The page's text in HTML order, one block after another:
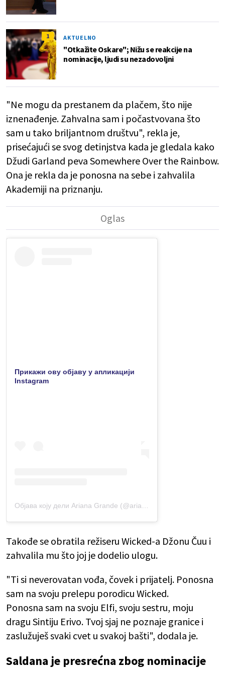
1 AKTUELNO
"Otkažite Oskare"; Nižu se reakcije na
nominacije, ljudi su nezadovoljni
"Ne mogu da prestanem da plačem, što nije
iznenađenje. Zahvalna sam i počastvovana što
sam u tako briljantnom društvu", rekla je,
prisećajući se svog detinjstva kada je gledala kako
Džudi Garland peva Somewhere Over the Rainbow.
Ona je rekla da je ponosna na sebe i zahvalila
Akademiji na priznanju.
Прикажи ову објаву у апликацији
Instagram
Takođe se obratila režiseru Wicked-a Džonu Čuu i
zahvalila mu što joj je dodelio ulogu.
"Ti si neverovatan vođa, čovek i prijatelj. Ponosna
sam na svoju prelepu porodicu Wicked.
Ponosna sam na svoju Elfi, svoju sestru, moju
dragu Sintiju Erivo. Tvoj sjaj ne poznaje granice i
zaslužuješ svaki cvet u svakoj bašti", dodala je.
Saldana je presrećna zbog nominacije